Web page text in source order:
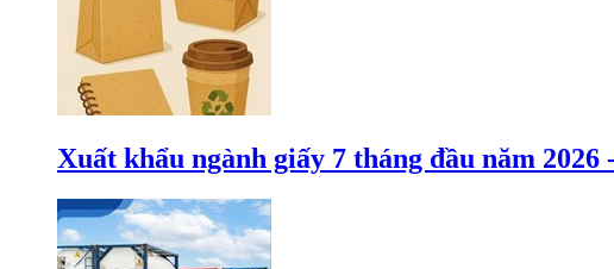
Xuất khẩu ngành giấy 7 tháng đầu năm